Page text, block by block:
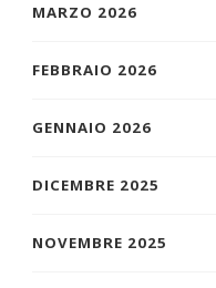
MARZO 2026
FEBBRAIO 2026
GENNAIO 2026
DICEMBRE 2025
NOVEMBRE 2025